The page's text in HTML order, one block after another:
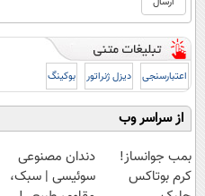
اعتبارسنجی دیزل ژنراتور بوکینگ
از سراسر وب
بمب جوانساز!
کرم بوتاکس
دندان مصنوعی
سوئیسی | سبک،